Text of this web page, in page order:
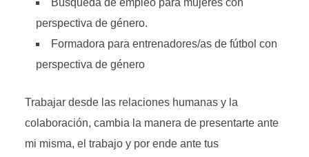
perspectiva de género.
Formadora para entrenadores/as de fútbol con
perspectiva de género
Trabajar desde las relaciones humanas y la
colaboración, cambia la manera de presentarte ante
mi misma, el trabajo y por ende ante tus